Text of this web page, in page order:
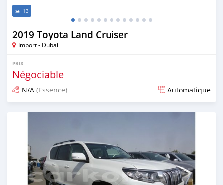
13
2019 Toyota Land Cruiser
Import - Dubai
PRIX
Négociable
N/A (Essence) Automatique
Publié il y a environ 7 ans